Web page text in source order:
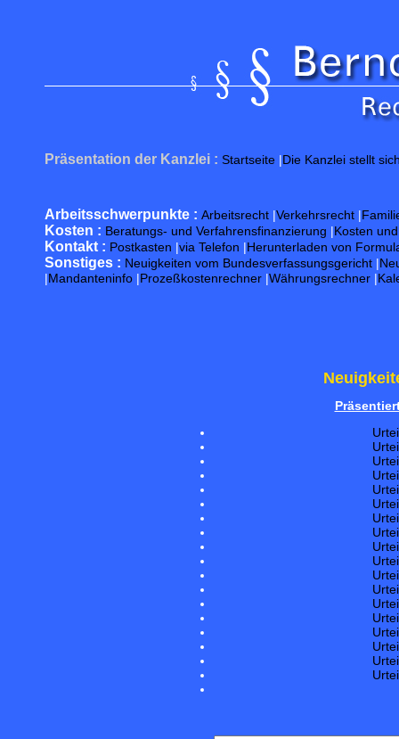
Präsentation der Kanzlei : Startseite |Die Kanzlei stellt
Arbeitsschwerpunkte : Arbeitsrecht |Verkehrsrecht |
Kosten : Beratungs- und Verfahrensfinanzierung |Kosten
Kontakt : Postkasten |via Telefon |Herunterladen von
Sonstiges : Neuigkeiten vom Bundesverfassungsgericht |
|Mandanteninfo |Prozeßkostenrechner |Währungsrechner |